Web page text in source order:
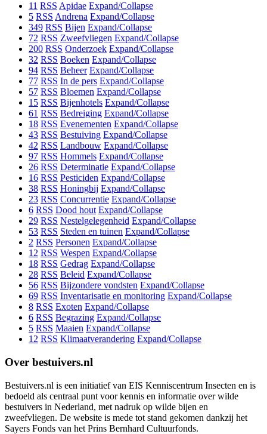
11 RSS Apidae Expand/Collapse
5 RSS Andrena Expand/Collapse
349 RSS Bijen Expand/Collapse
72 RSS Zweefvliegen Expand/Collapse
200 RSS Onderzoek Expand/Collapse
32 RSS Boeken Expand/Collapse
94 RSS Beheer Expand/Collapse
77 RSS In de pers Expand/Collapse
57 RSS Bloemen Expand/Collapse
15 RSS Bijenhotels Expand/Collapse
61 RSS Bedreiging Expand/Collapse
18 RSS Evenementen Expand/Collapse
43 RSS Bestuiving Expand/Collapse
42 RSS Landbouw Expand/Collapse
97 RSS Hommels Expand/Collapse
26 RSS Determinatie Expand/Collapse
16 RSS Pesticiden Expand/Collapse
38 RSS Honingbij Expand/Collapse
23 RSS Concurrentie Expand/Collapse
6 RSS Dood hout Expand/Collapse
29 RSS Nestelgelegenheid Expand/Collapse
53 RSS Steden en tuinen Expand/Collapse
2 RSS Personen Expand/Collapse
12 RSS Wespen Expand/Collapse
18 RSS Gedrag Expand/Collapse
28 RSS Beleid Expand/Collapse
56 RSS Bijzondere vondsten Expand/Collapse
69 RSS Inventarisatie en monitoring Expand/Collapse
8 RSS Exoten Expand/Collapse
6 RSS Begrazing Expand/Collapse
5 RSS Maaien Expand/Collapse
12 RSS Klimaatverandering Expand/Collapse
Over bestuivers.nl
Bestuivers.nl is een initiatief van EIS Kenniscentrum Insecten en is
bedoeld als centraal punt voor kennis en informatie over wilde
bestuivers in Nederland, met nadruk op wilde bijen en
zweefvliegen. De website is mede tot stand gekomen dankzij het
Sayers Fonds van het Prins Bernhard Cultuurfonds.